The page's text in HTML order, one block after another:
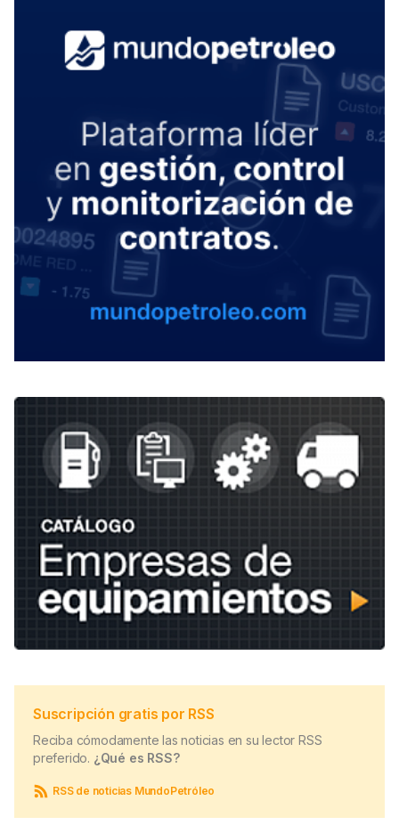
Suscripción gratis por RSS
Reciba cómodamente las noticias en su lector RSS
preferido. ¿Qué es RSS?
RSS de noticias MundoPetróleo